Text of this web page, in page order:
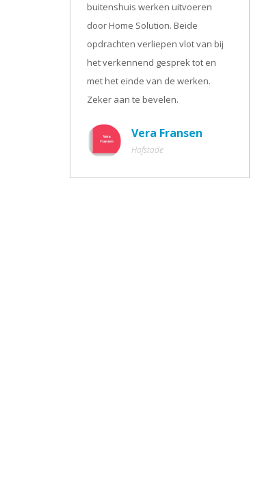
buitenshuis werken uitvoeren
door Home Solution. Beide
opdrachten verliepen vlot van bij
het verkennend gesprek tot en
met het einde van de werken.
Zeker aan te bevelen.
Vera Fransen
Hofstade